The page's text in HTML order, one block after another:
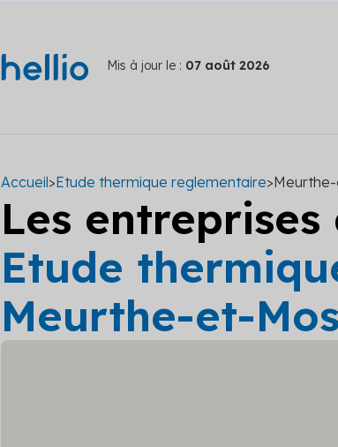
Mis à jour le : 07 août 2026
Accueil>Etude thermique reglementaire>
Les entreprises
Etude
Meurthe-et-